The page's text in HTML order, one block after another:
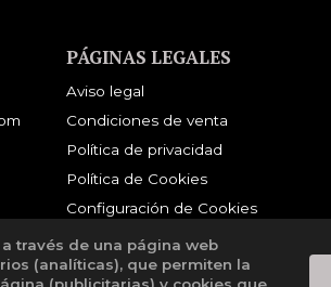
PÁGINAS LEGALES
Aviso legal
Condiciones de venta
Política de privacidad
Política de Cookies
Configuración de Cookies
través de una página web
(analíticas), que permiten la